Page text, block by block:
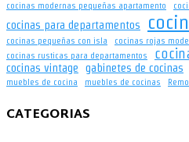
cocinas modernas pequeñas apartamento
cocinas para departamentos
cocinas pequeñas con isla cocinas rojas
cocinas rusticas para departamentos
cocinas vintage
gabinetes de cocinas
muebles de cocina
muebles de cocinas
CATEGORIAS